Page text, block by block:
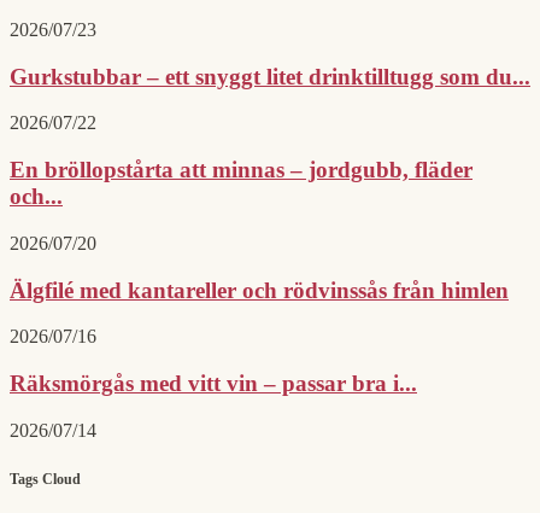
2026/07/23
Gurkstubbar – ett snyggt litet drinktilltugg som du...
2026/07/22
En bröllopstårta att minnas – jordgubb, fläder
och...
2026/07/20
Älgfilé med kantareller och rödvinssås från himlen
2026/07/16
Räksmörgås med vitt vin – passar bra i...
2026/07/14
Tags Cloud